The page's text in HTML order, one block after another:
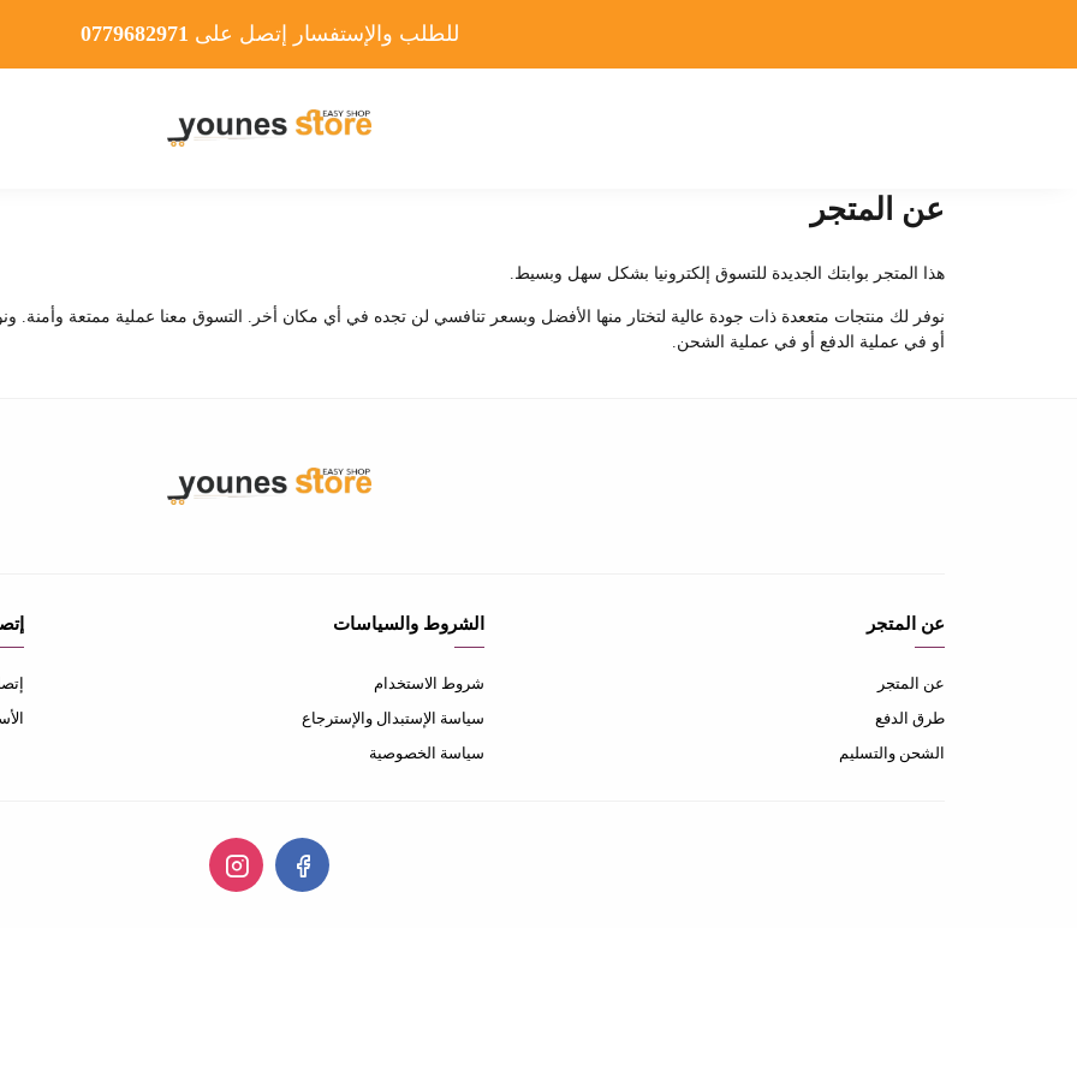
للطلب والإستفسار إتصل على 0779682971
عن المتجر
هذا المتجر بوابتك الجديدة للتسوق إلكترونيا بشكل سهل وبسيط.
نوفر لك منتجات متععدة ذات جودة عالية لتختار منها الأفضل وبسعر تنافسي لن تجده في أي مكان أخر. التسوق معنا عملية ممتعة وأمنة.
أو في عملية الدفع أو في عملية الشحن.
عن المتجر
عن المتجر
طرق الدفع
الشحن والتسليم
الشروط والسياسات
شروط الاستخدام
سياسة الإستبدال والإسترجاع
سياسة الخصوصية